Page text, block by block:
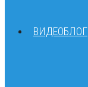
ВИДЕОБЛОГ